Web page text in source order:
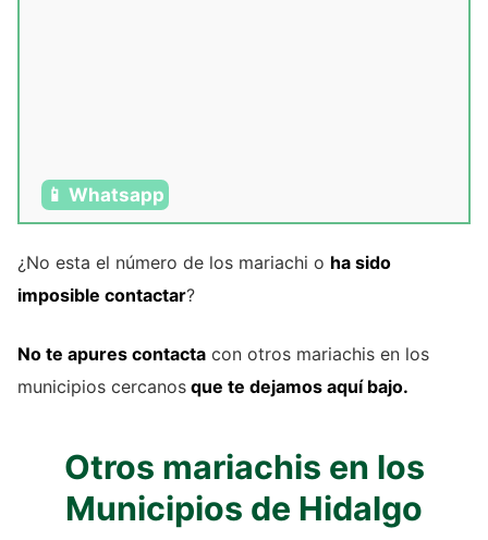
📱 Whatsapp
¿No esta el número de los mariachi o ha sido
imposible contactar?
No te apures contacta con otros mariachis en los
municipios cercanos que te dejamos aquí bajo.
Otros mariachis en los
Municipios de Hidalgo